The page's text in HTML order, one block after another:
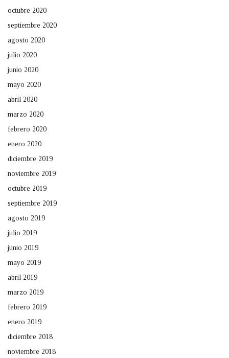
octubre 2020
septiembre 2020
agosto 2020
julio 2020
junio 2020
mayo 2020
abril 2020
marzo 2020
febrero 2020
enero 2020
diciembre 2019
noviembre 2019
octubre 2019
septiembre 2019
agosto 2019
julio 2019
junio 2019
mayo 2019
abril 2019
marzo 2019
febrero 2019
enero 2019
diciembre 2018
noviembre 2018